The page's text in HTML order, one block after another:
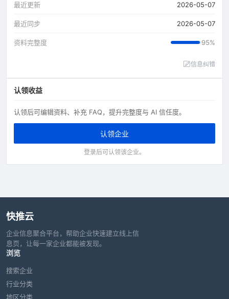
最近更新 2026-05-07
最近同步 2026-05-07
资料完整度 95%
信息纠错
认领收益
认领后可编辑资料、补充 FAQ，提升完整度与 AI 信任度。
认领企业
登录后可认领该企业。
快推云
企业信息聚合平台，帮助企业快速建立线上信
息页，让每一家企业都能被发现。
浏览
搜索企业
行业分类
地区分类